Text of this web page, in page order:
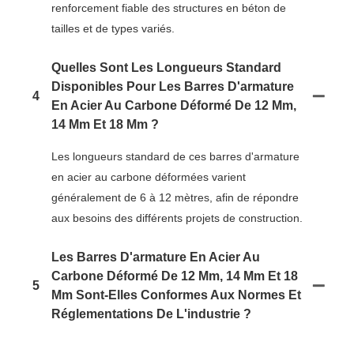
renforcement fiable des structures en béton de
tailles et de types variés.
4
Quelles Sont Les Longueurs Standard
Disponibles Pour Les Barres D'armature
En Acier Au Carbone Déformé De 12 Mm,
14 Mm Et 18 Mm ?
Les longueurs standard de ces barres d'armature
en acier au carbone déformées varient
généralement de 6 à 12 mètres, afin de répondre
aux besoins des différents projets de construction.
5
Les Barres D'armature En Acier Au
Carbone Déformé De 12 Mm, 14 Mm Et 18
Mm Sont-Elles Conformes Aux Normes Et
Réglementations De L'industrie ?